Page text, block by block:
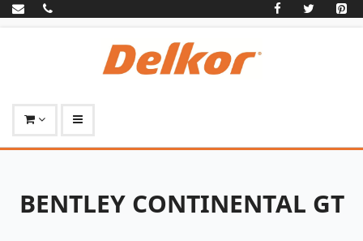
BENTLEY CONTINENTAL GT